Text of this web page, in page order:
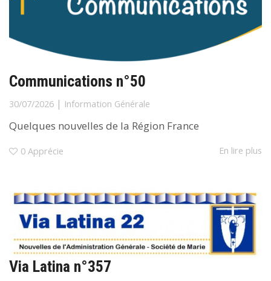
Communications n°50
30/07/2026 | Information Générale
Quelques nouvelles de la Région France
0 Apprécie En lire plus
Via Latina n°357